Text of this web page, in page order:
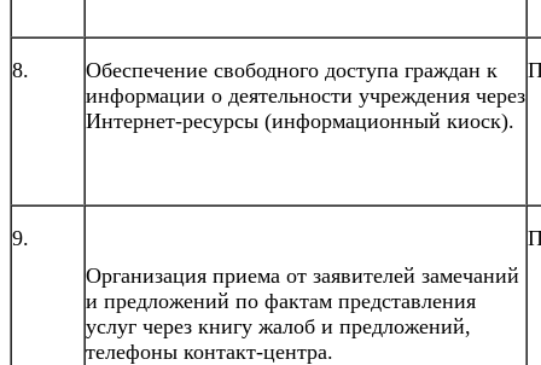
8.
Обеспечение свободного доступа граждан к
информации о деятельности учреждения через
Интернет-ресурсы (информационный киоск).
9.
Организация приема от заявителей замечаний
и предложений по фактам представления
услуг через книгу жалоб и предложений,
телефоны контакт-центра.